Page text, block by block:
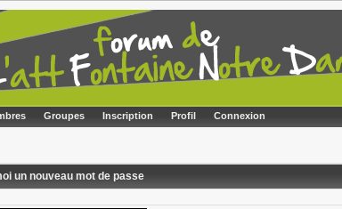
Groupes Inscription Profil Connexion
un nouveau mot de passe